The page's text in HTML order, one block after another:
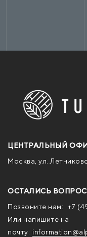
ЦЕНТРАЛЬНЫЙ
Москва, ул.
ОСТАЛИСЬ
Позвоните нам:
+7
Или напишите на
почту: